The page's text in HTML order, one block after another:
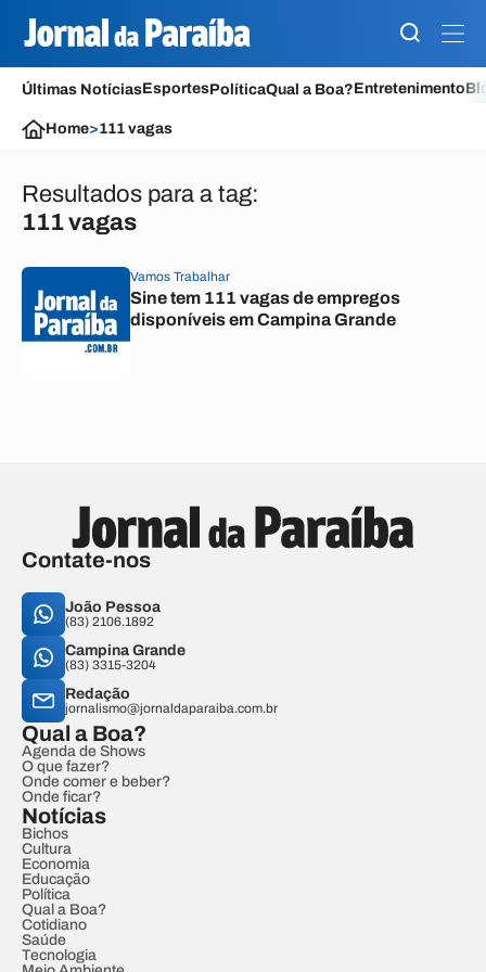
Últimas NotíciasEsportesPolíticaQual a Boa?Entretenimento
Home>111 vagas
Resultados para a tag:
111 vagas
Vamos Trabalhar
Sine tem 111 vagas de empregos
disponíveis em Campina Grande
Contate-nos
João Pessoa
(83) 2106.1892
Campina Grande
(83) 3315-3204
Redação
jornalismo@jornaldaparaiba.com.br
Qual a Boa?
Agenda de Shows
O que fazer?
Onde comer e beber?
Onde ficar?
Notícias
Bichos
Cultura
Economia
Educação
Política
Qual a Boa?
Cotidiano
Saúde
Tecnologia